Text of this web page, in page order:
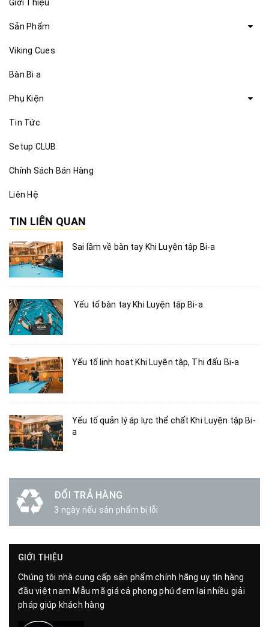
Giới Thiệu
Sản Phẩm
Viking Cues
Bàn Bi a
Phụ Kiện
Tin Tức
Setup CLUB
Chính Sách Bán Hàng
Liên Hệ
TIN LIÊN QUAN
Sai lầm về bàn tay Khi Luyện tập Bi-a
Yếu tố bàn tay Khi Luyện tập Bi-a
Yếu tố linh hoạt Khi Luyện tập, Thi đấu Bi-a
Yếu tố quản lý áp lực thể chất Khi Luyện tập Bi-
a
ĐỔI TRẢ HÀNG
3 ngày nếu sản phẩm bị lỗi
GIỚI THIỆU
Chúng tôi nhà cung cấp sản phẩm chính hãng uy tín hàng
đầu việt nam Mẫu mã giá cả phong phú đem lại nhiều giải
pháp giúp khách hàng